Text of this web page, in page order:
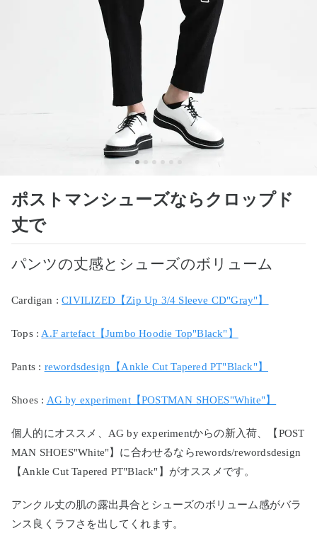
ポストマンシューズならクロップド
丈で
パンツの丈感とシューズのボリューム
Cardigan :CIVILIZED【Zip Up 3/4 Sleeve CD"Gray"】
Tops : A.F artefact【Jumbo Hoodie Top"Black"】
Pants : rewordsdesign【Ankle Cut Tapered PT"Black"】
Shoes : AG by experiment【POSTMAN SHOES"White"】
個人的にオススメ、AG by experimentからの新入荷、【POST
MAN SHOES"White"】に合わせるならrewords/rewordsdesign
【Ankle Cut Tapered PT"Black"】がオススメです。
アンクル丈の肌の露出具合とシューズのボリューム感がバラ
ンス良くラフさを出してくれます。